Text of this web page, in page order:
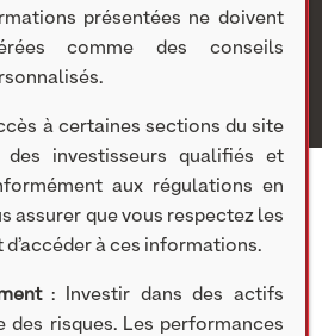
la diffusion vidéo en OTT avec
Anevia
présentées ne doivent
comme des conseils
à certaines sections du site
investisseurs qualifiés et
aux régulations en
assurer que vous respectez les
à ces informations.
: Investir dans des actifs
des risques. Les performances